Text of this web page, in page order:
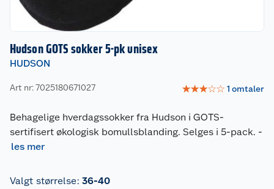
Hudson GOTS sokker 5-pk unisex
HUDSON
Art nr: 7025180671027 ☆☆☆☆☆ 1 omtaler
Behagelige hverdagssokker fra Hudson i GOTS-
sertifisert økologisk bomullsblanding. Selges i 5-pack. -
les mer
Valgt størrelse: 36-40